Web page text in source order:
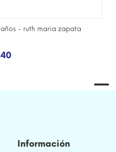
- ruth maria zapata
Información